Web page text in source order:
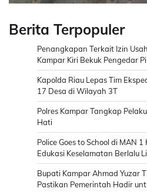
Berita Terpopuler
Penangkapan Terkait Izin
Kampar Kiri Bekuk Pengedar
Kapolda Riau Lepas Tim
17 Desa di Wilayah 3T
Polres Kampar Tangkap
Hati
Police Goes to School di MAN
Edukasi Keselamatan Berlalu
Bupati Kampar Ahmad Yuzar
Pastikan Pemerintah Hadir